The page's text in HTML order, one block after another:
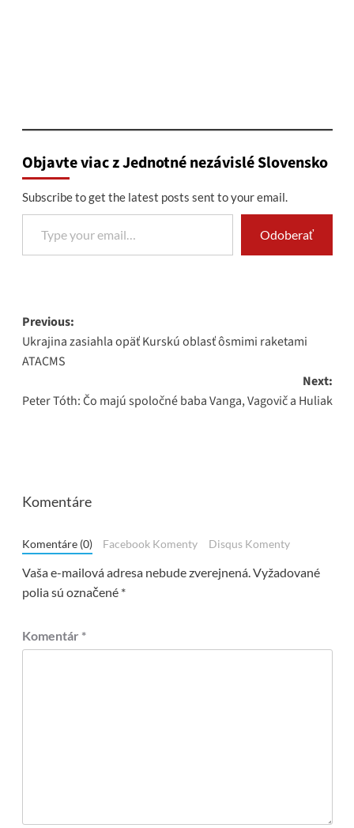
Objavte viac z Jednotné nezávislé Slovensko
Subscribe to get the latest posts sent to your email.
Type your email…
Odoberať
Post
navigation
Previous:
Ukrajina zasiahla opäť Kurskú oblasť ôsmimi raketami
ATACMS
Next:
Peter Tóth: Čo majú spoločné baba Vanga, Vagovič a Huliak
Komentáre
Komentáre (0) Facebook Komenty Disqus Komenty
Vaša e-mailová adresa nebude zverejnená.Vyžadované
polia sú označené *
Komentár *